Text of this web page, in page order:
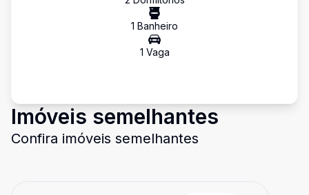
1 Banheiro
1 Vaga
Imóveis semelhantes
Confira imóveis semelhantes